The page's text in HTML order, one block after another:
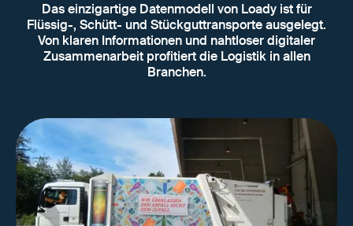
Das einzigartige Datenmodell von Loady ist für
Flüssig-, Schütt- und Stückguttransporte ausgelegt.
Von klaren Informationen und nahtloser digitaler
Zusammenarbeit profitiert die Logistik in allen
Branchen.